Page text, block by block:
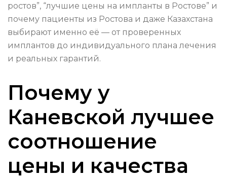
ростов”, “лучшие цены на импланты в Ростове” и
почему пациенты из Ростова и даже Казахстана
выбирают именно её — от проверенных
имплантов до индивидуального плана лечения
и реальных гарантий.
Почему у
Каневской лучшее
соотношение
цены и качества